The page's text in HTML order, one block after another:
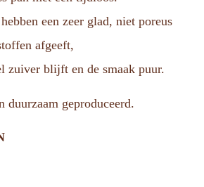
een zeer glad, niet poreus
afgeeft,
zuiver blijft en de smaak puur.
duurzaam geproduceerd.